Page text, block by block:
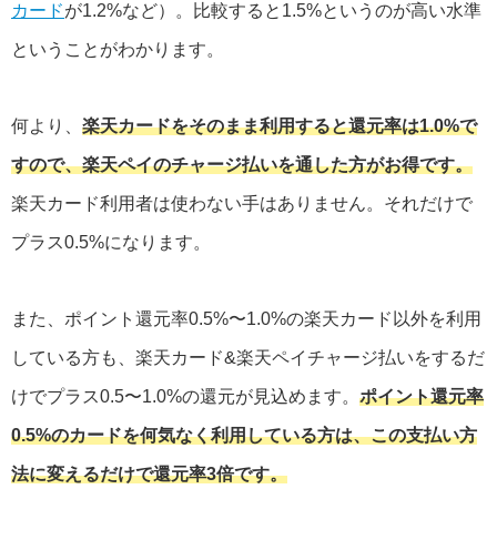
カードが1.2%など）。比較すると1.5%というのが高い水準
ということがわかります。
何より、 楽天カードをそのまま利用すると還元率は1.0%で
すので、楽天ペイのチャージ払いを通した方がお得です。
楽天カード利用者は使わない手はありません。それだけで
プラス0.5%になります。
また、ポイント還元率0.5%〜1.0%の楽天カード以外を利用
している方も、楽天カード&楽天ペイチャージ払いをするだ
けでプラス0.5〜1.0%の還元が見込めます。 ポイント還元率
0.5%のカードを何気なく利用している方は、この支払い方
法に変えるだけで還元率3倍です。